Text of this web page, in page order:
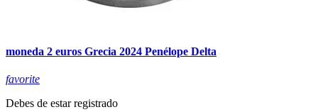
moneda 2 euros Grecia 2024 Penélope Delta
favorite
Debes de estar registrado